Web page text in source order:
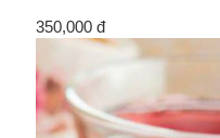
350,000 đ